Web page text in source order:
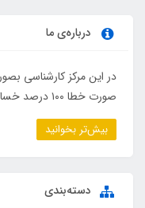
درباره‌ی ما
در این مرکز کارشناسی
صورت خطا ۱۰۰ درصد خسارت به مشتری پرداخت می شود...
بیش‌تر بخوانید
دسته‌بندی